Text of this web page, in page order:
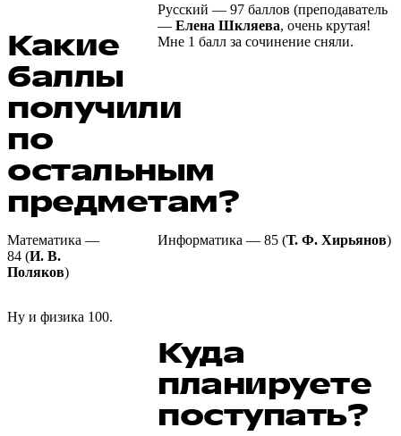
Какие
баллы
получили
по
остальным
предметам?
Русский — 97 баллов (преподаватель
— Елена Шкляева, очень крутая!
Мне 1 балл за сочинение сняли.
Математика —
84 (И. В.
Поляков)
Информатика — 85 (Т. Ф. Хирьянов)
Ну и физика 100.
Куда
планируете
поступать?